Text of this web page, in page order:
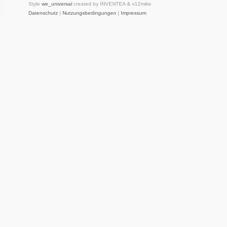
Style we_universalcreated by INVENTEA & v12mike
Datenschutz| Nutzungsbedingungen | Impressum